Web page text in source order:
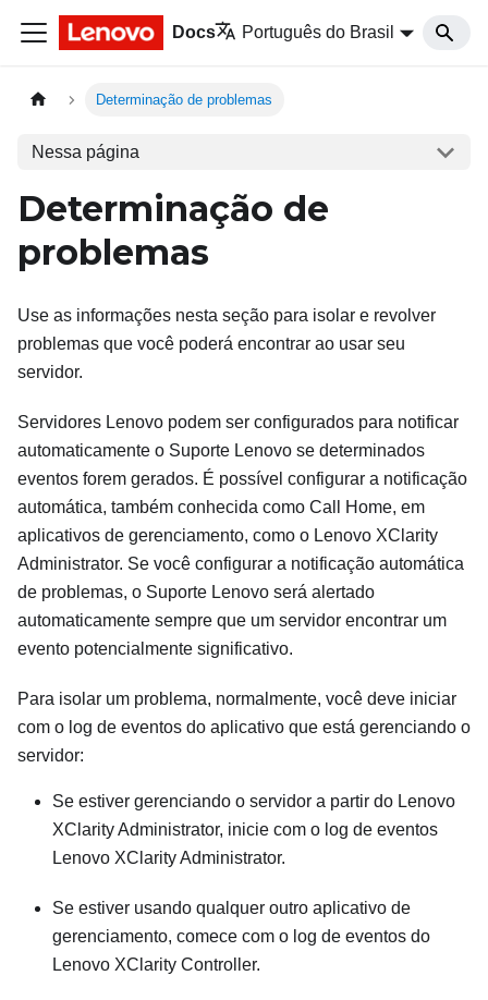
Docs Português do Brasil
Determinação de problemas
Nessa página
Determinação de
problemas
Use as informações nesta seção para isolar e revolver
problemas que você poderá encontrar ao usar seu
servidor.
Servidores Lenovo podem ser configurados para notificar
automaticamente o Suporte Lenovo se determinados
eventos forem gerados. É possível configurar a notificação
automática, também conhecida como Call Home, em
aplicativos de gerenciamento, como o Lenovo XClarity
Administrator. Se você configurar a notificação automática
de problemas, o Suporte Lenovo será alertado
automaticamente sempre que um servidor encontrar um
evento potencialmente significativo.
Para isolar um problema, normalmente, você deve iniciar
com o log de eventos do aplicativo que está gerenciando o
servidor:
Se estiver gerenciando o servidor a partir do Lenovo
XClarity Administrator, inicie com o log de eventos
Lenovo XClarity Administrator.
Se estiver usando qualquer outro aplicativo de
gerenciamento, comece com o log de eventos do
Lenovo XClarity Controller.